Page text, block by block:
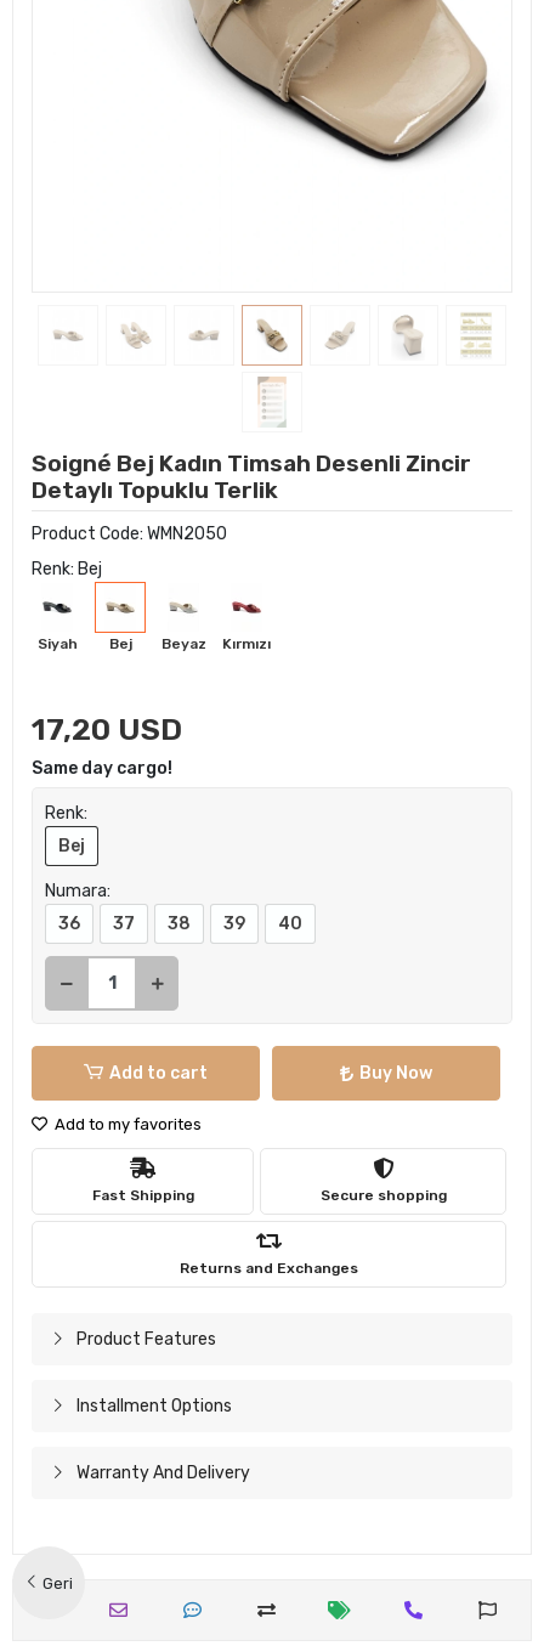
Geri
Soigné Bej Kadın Timsah Desenli Zincir
Detaylı Topuklu Terlik
Product Code: WMN2050
Renk: Bej
Siyah Bej Beyaz Kırmızı
17,20 USD
Same day cargo!
Renk:
Bej
Numara:
36
37 38 39 40
Add to cart Buy Now
Add to my favorites
Fast Shipping Secure shopping
Returns and Exchanges
Product Features
Installment Options
Warranty And Delivery